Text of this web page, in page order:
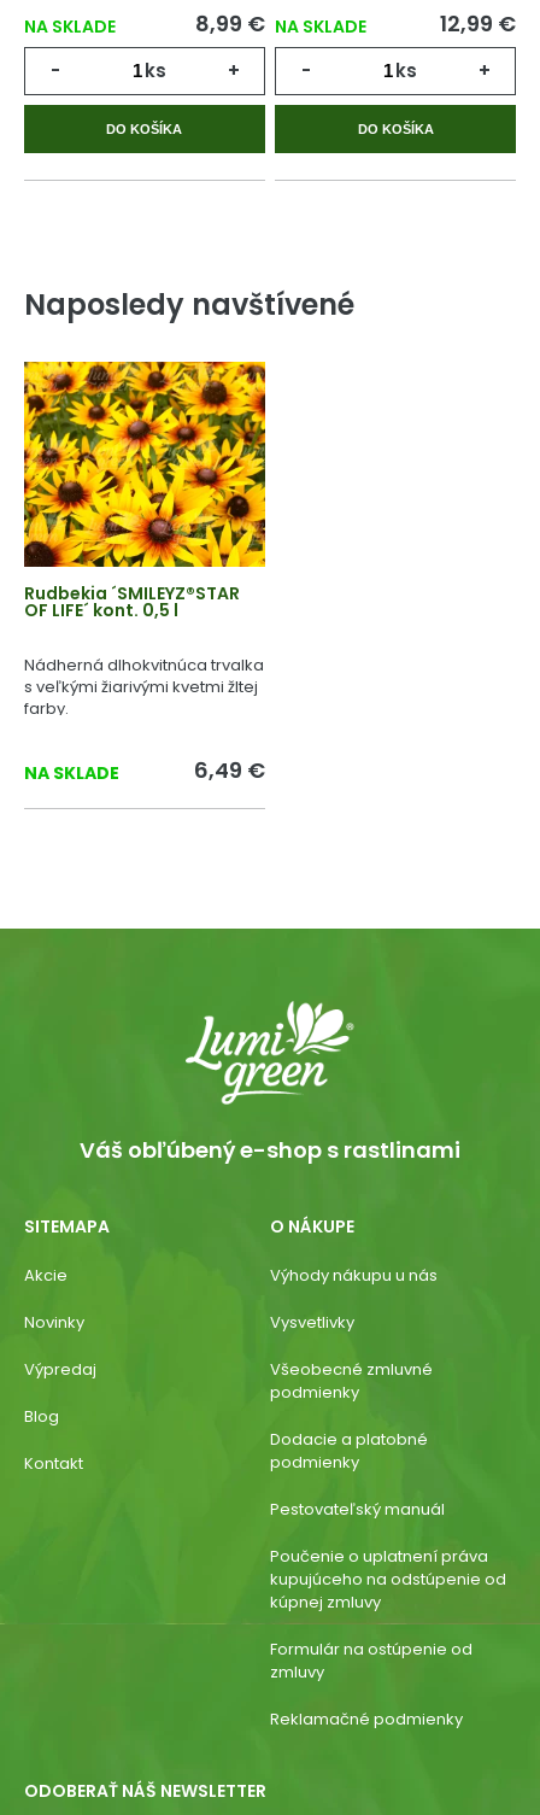
NA SKLADE 8,99 €
- ks +
DO KOŠÍKA
NA SKLADE 12,99 €
- ks +
DO KOŠÍKA
Naposledy navštívené
Rudbekia ´SMILEYZ®STAR
OF LIFE´ kont. 0,5 l
Nádherná dlhokvitnúca trvalka
s veľkými žiarivými kvetmi žltej
farby.
NA SKLADE 6,49 €
Váš obľúbený e-shop s rastlinami
SITEMAPA
Akcie
Novinky
Výpredaj
Blog
Kontakt
O NÁKUPE
Výhody nákupu u nás
Vysvetlivky
Všeobecné zmluvné
podmienky
Dodacie a platobné
podmienky
Pestovateľský manuál
Poučenie o uplatnení práva
kupujúceho na odstúpenie od
kúpnej zmluvy
Formulár na ostúpenie od
zmluvy
Reklamačné podmienky
ODOBERAŤ NÁŠ NEWSLETTER